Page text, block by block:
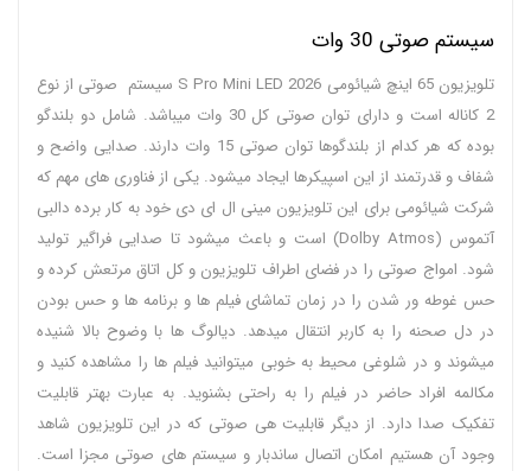
سیستم صوتی 30 وات
تلویزیون 65 اینچ شیائومی S Pro Mini LED 2026 سیستم صوتی از نوع
2 کاناله است و دارای توان صوتی کل 30 وات میباشد. شامل دو بلندگو
بوده که هر کدام از بلندگوها توان صوتی 15 وات دارند. صدایی واضح و
شفاف و قدرتمند از این اسپیکرها ایجاد میشود. یکی از فناوری های مهم که
شرکت شیائومی برای این تلویزیون مینی ال ای دی خود به کار برده دالبی
آتموس (Dolby Atmos) است و باعث میشود تا صدایی فراگیر تولید
شود. امواج صوتی را در فضای اطراف تلویزیون و کل اتاق مرتعش کرده و
حس غوطه ور شدن را در زمان تماشای فیلم ها و برنامه ها و حس بودن
در دل صحنه را به کاربر انتقال میدهد. دیالوگ ها با وضوح بالا شنیده
میشوند و در شلوغی محیط به خوبی میتوانید فیلم ها را مشاهده کنید و
مکالمه افراد حاضر در فیلم را به راحتی بشنوید. به عبارت بهتر قابلیت
تفکیک صدا دارد. از دیگر قابلیت هی صوتی که در این تلویزیون شاهد
وجود آن هستیم امکان اتصال ساندبار و سیستم های صوتی مجزا است.